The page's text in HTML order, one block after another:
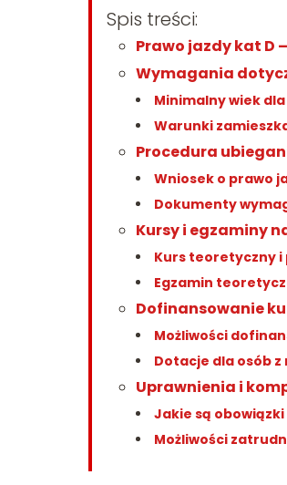
Spis treści:
Prawo jazdy kat D
Wymagania
Minimalny wiek
Warunki
Procedura
Wniosek o prawo
Dokumenty
Kursy i egzaminy
Kurs teoretyczny
Egzamin
Dofinansowanie
Możliwości
Dotacje dla osób
Uprawnienia i
Jakie są
Możliwości